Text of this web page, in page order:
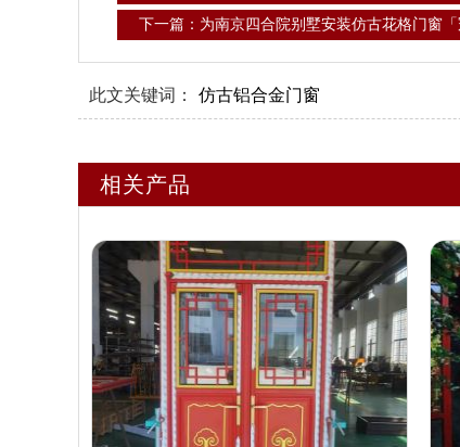
下一篇：为南京四合院别墅安装仿古花格门窗「
此文关键词： 仿古铝合金门窗
相关产品